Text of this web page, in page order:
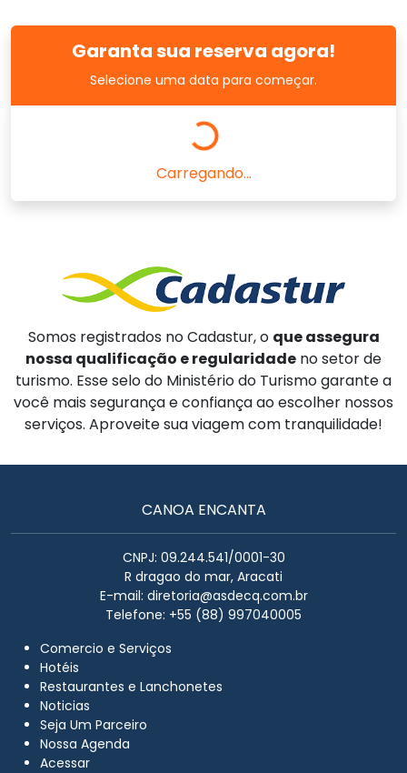
Garanta sua reserva agora!
Selecione uma data para começar.
Carregando...
Somos registrados no Cadastur, o que assegura
nossa qualificação e regularidade no setor de
turismo. Esse selo do Ministério do Turismo garante a
você mais segurança e confiança ao escolher nossos
serviços. Aproveite sua viagem com tranquilidade!
CANOA ENCANTA
CNPJ: 09.244.541/0001-30
R dragao do mar, Aracati
E-mail: diretoria@asdecq.com.br
Telefone: +55 (88) 997040005
Comercio e Serviços
Hotéis
Restaurantes e Lanchonetes
Noticias
Seja Um Parceiro
Nossa Agenda
Acessar